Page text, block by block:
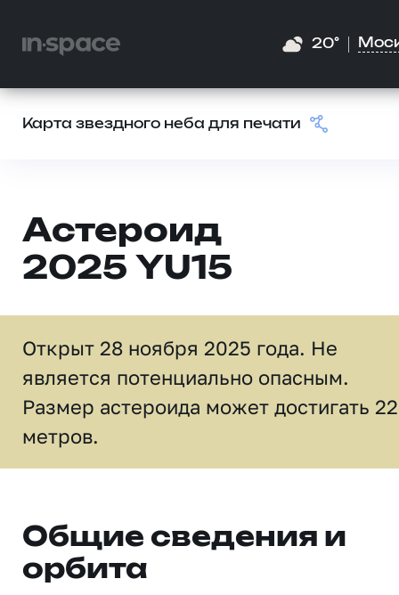
20°
Карта звездного неба для печати
Астероид
2025 YU15
Открыт 28 ноября 2025 года. Не
является потенциально опасным.
Размер астероида может достигать
метров.
Общие сведения и
орбита